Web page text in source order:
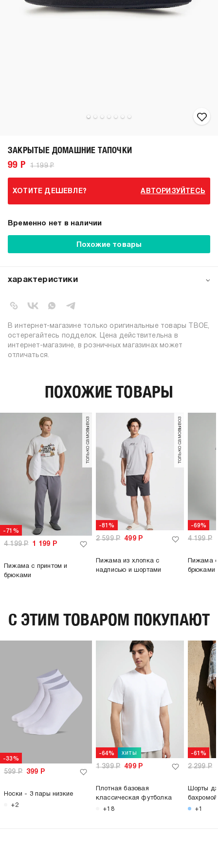
ЗАКРЫТЫЕ ДОМАШНИЕ ТАПОЧКИ
99 Р 1 199 Р
ХОТИТЕ ДЕШЕВЛЕ? АВТОРИЗУЙТЕСЬ
Временно нет в наличии
Похожие товары
характеристики
коллекция:
вид застежки:
без застежки
цвет:
черный
состав:
100% полиэстер
материал верха:
полиэстер
материал подошвы:
термопластичная резина
материал стельки:
полиэстер
В интернет-магазине только оригинальные товары ТВОЕ,
остерегайтесь подделок. Цена действительна в
интернет-магазине, в розничных магазинах может
отличаться.
ПОХОЖИЕ ТОВАРЫ
-71%
только самовывоз
4 199Р 1 199 Р
Пижама с принтом и
брюками
-81%
только самовывоз
2 599Р 499Р
Пижама из хлопка с
надписью и шортами
-69%
4 199Р
Пижама
брюками
C ЭТИМ ТОВАРОМ ПОКУПАЮТ
-33%
599Р 399 Р
Носки - 3 пары низкие
+2
-64% хиты
1 399Р 499Р
Плотная базовая
классическая футболка
+18
-61%
2 299Р
Шорты
бахромой
+1